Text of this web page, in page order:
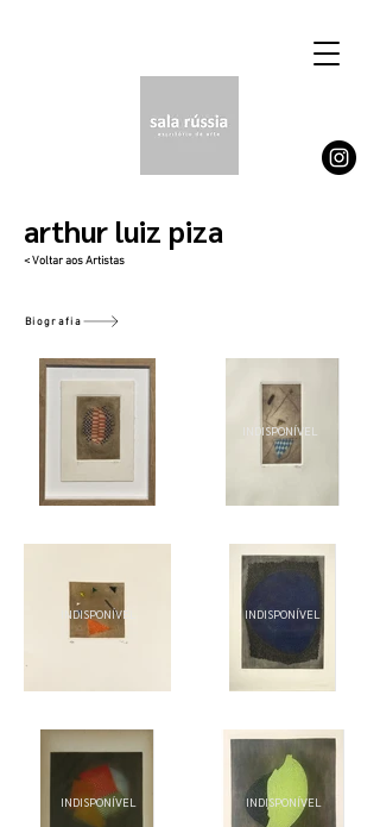
arthur luiz piza
< Voltar aos Artistas
Biografia
INDISPONÍVEL INDISPONÍVEL
INDISPONÍVEL INDISPONÍVEL
INDISPONÍVEL